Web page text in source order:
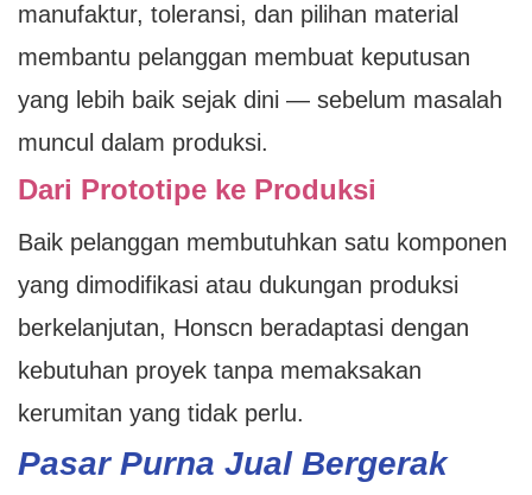
manufaktur, toleransi, dan pilihan material
membantu pelanggan membuat keputusan
yang lebih baik sejak dini — sebelum masalah
muncul dalam produksi.
Dari Prototipe ke Produksi
Baik pelanggan membutuhkan satu komponen
yang dimodifikasi atau dukungan produksi
berkelanjutan, Honscn beradaptasi dengan
kebutuhan proyek tanpa memaksakan
kerumitan yang tidak perlu.
Pasar Purna Jual Bergerak